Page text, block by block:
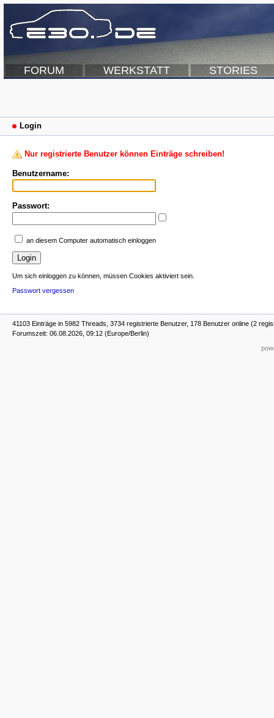
FORUM WERKSTATT STORIES
Login
Nur registrierte Benutzer können Einträge schreiben!
Benutzername:
Passwort:
an diesem Computer automatisch einloggen
Um sich einloggen zu können, müssen Cookies aktiviert sein.
Passwort vergessen
41103 Einträge in 5982 Threads, 3734 registrierte Benutzer, 178 Benutzer online (2
Forumszeit: 06.08.2026, 09:12 (Europe/Berlin)